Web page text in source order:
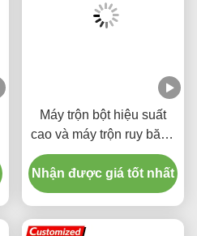
Máy trộn bột hiệu suất
cao và máy trộn ruy băng
cho sử dụng công nghiệp
Nhận được giá tốt nhất